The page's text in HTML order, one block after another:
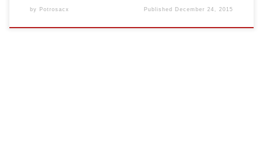
by Potrosacx Published December 24, 2015